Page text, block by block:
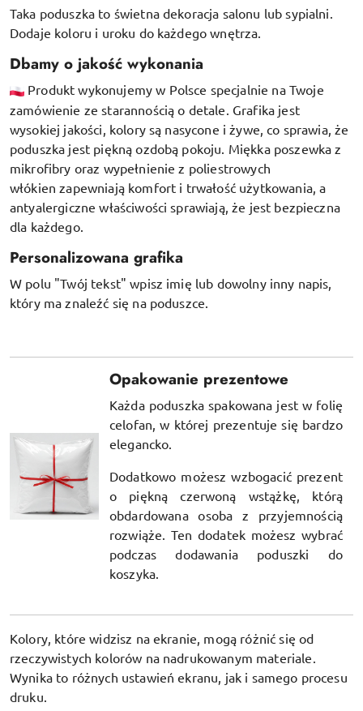
Taka poduszka to świetna dekoracja salonu lub sypialni.
Dodaje koloru i uroku do każdego wnętrza.
Dbamy o jakość wykonania
Produkt wykonujemy w Polsce specjalnie na Twoje
zamówienie ze starannością o detale. Grafika jest
wysokiej jakości, kolory są nasycone i żywe, co sprawia, że
poduszka jest piękną ozdobą pokoju. Miękka poszewka z
mikrofibry oraz wypełnienie z poliestrowych
włókien zapewniają komfort i trwałość użytkowania, a
antyalergiczne właściwości sprawiają, że jest bezpieczna
dla każdego.
Personalizowana grafika
W polu "Twój tekst" wpisz imię lub dowolny inny napis,
który ma znaleźć się na poduszce.
Opakowanie prezentowe
Każda poduszka spakowana jest w folię
celofan, w której prezentuje się bardzo
elegancko.
Dodatkowo możesz wzbogacić prezent
o piękną czerwoną wstążkę, którą
obdardowana osoba z przyjemnością
rozwiąże. Ten dodatek możesz wybrać
podczas dodawania poduszki do
koszyka.
Kolory, które widzisz na ekranie, mogą różnić się od
rzeczywistych kolorów na nadrukowanym materiale.
Wynika to różnych ustawień ekranu, jak i samego procesu
druku.